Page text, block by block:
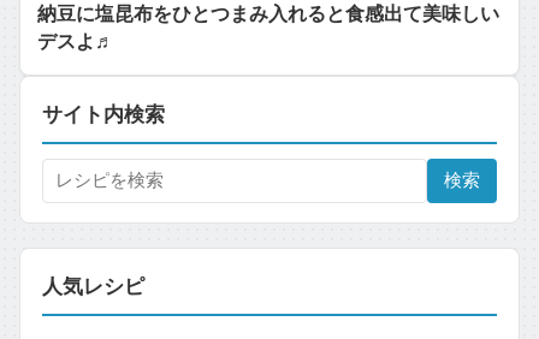
納豆に塩昆布をひとつまみ入れると食感出て美味しい
デスよ♬
サイト内検索
検索
人気レシピ